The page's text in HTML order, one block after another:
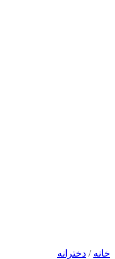
خانه / دخترانه